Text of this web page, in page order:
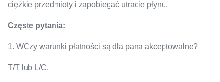
ciężkie przedmioty i zapobiegać utracie płynu.
Częste pytania:
1. WCzy warunki płatności są dla pana akceptowalne?
T/T lub L/C.